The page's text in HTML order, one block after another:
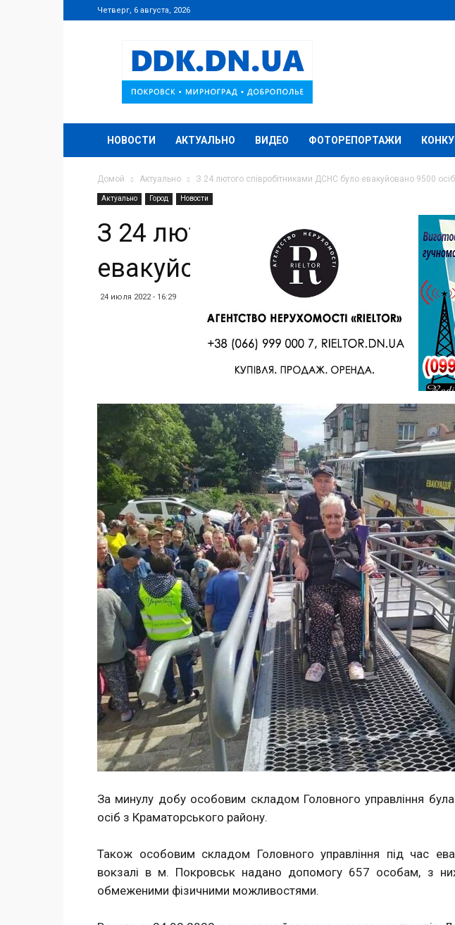
Четверг, 6 августа, 2026
DDK.DN.UA
НОВОСТИ АКТУАЛЬНО ВИДЕО ФОТОРЕПОРТАЖИ
Домой Актуально З 24 лютого співробітниками ДСНС було евакуйовано 9500 осіб
Актуально Город Новости
З 24 лютого
евакуйовано 9500 осіб
24 июля 2022 - 16:29
За минулу добу особовим складом Головного управління
осіб з Краматорського району.
Також особовим складом Головного управління під час
вокзалі в м. Покровськ надано допомогу 657 особам, з
обмеженими фізичними можливостями.